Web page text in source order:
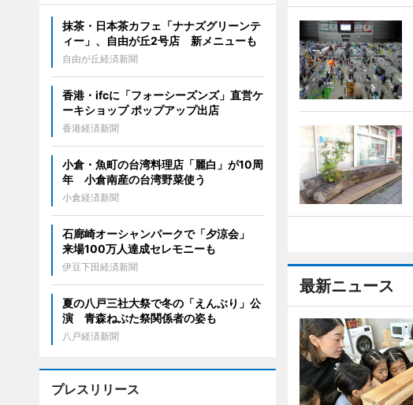
最新ニュース
抹茶・日本茶カフェ「ナナズグリーンテ
ィー」、自由が丘2号店 新メニューも
自由が丘経済新聞
香港・ifcに「フォーシーズンズ」直営ケ
ーキショップ ポップアップ出店
香港経済新聞
小倉・魚町の台湾料理店「麗白」が10周
年 小倉南産の台湾野菜使う
小倉経済新聞
石廊崎オーシャンパークで「夕涼会」
来場100万人達成セレモニーも
伊豆下田経済新聞
夏の八戸三社大祭で冬の「えんぶり」公
演 青森ねぶた祭関係者の姿も
八戸経済新聞
プレスリリース